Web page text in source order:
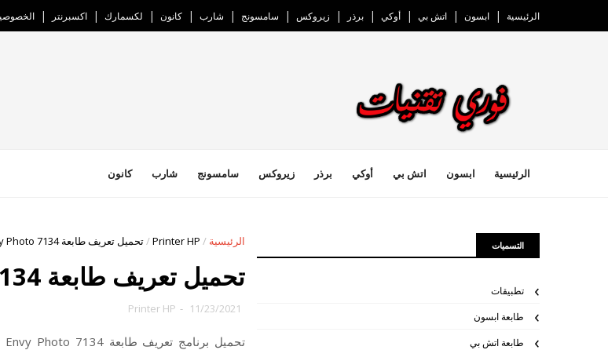
الرئيسية ابسون اتش بي أوكي برذر زيروكس سامسونج شارب كانون لكسمارك اكسبرنتر
الرئيسية ابسون اتش بي أوكي برذر زيروكس سامسونج شارب كانون
الرئيسية /
Printer HP
/تحميل تعريف طابعة HP Envy Photo 7134
تحميل تعريف طابعة HP Envy Photo 7134
11/23/2021
-
Printer HP
تحميل برنامج تعريف طابعة HP Envy Photo 7134 لويندوز 7/8/10 وماك،
التسميات
تطبيقات
طابعة ابسون
طابعة اتش بي